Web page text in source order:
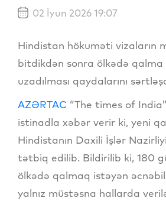
02 İyun 2026 19:07
Hindistan hökuməti vizaların
bitdikdən sonra ölkədə
uzadılması qaydalarını
AZƏRTAC “The times of
istinadla xəbər verir ki, yeni
Hindistanın Daxili İşlər
tətbiq edilib. Bildirilib ki, 180
ölkədə qalmaq istəyən
yalnız müstəsna hallarda